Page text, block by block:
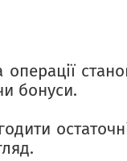
бонуси.